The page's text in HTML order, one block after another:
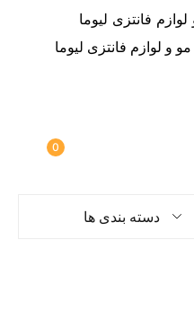
و لوازم فانتزی لیوما
0
دسته بندی ها